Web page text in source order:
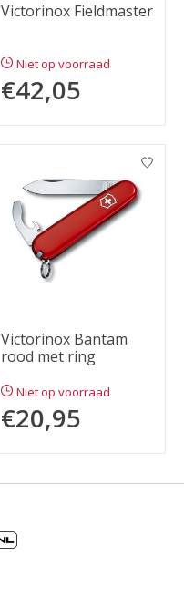
Victorinox Fieldmaster
Niet op voorraad
€42,05
Victorinox Bantam
rood met ring
Niet op voorraad
€20,95